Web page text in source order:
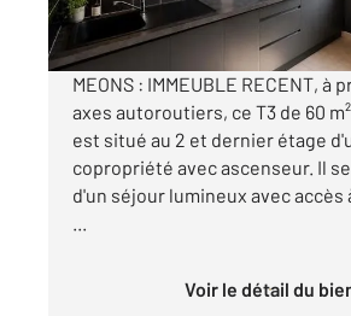
Visiter le site dédié
MEONS : IMMEUBLE RECENT, à
axes autoroutiers, ce T3 de 60
est situé au 2 et dernier étage
copropriété avec ascenseur. Il
d'un séjour lumineux avec accès
...
Voir le détail du